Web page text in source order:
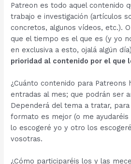
Patreon es todo aquel contenido
trabajo e investigación (artículos
concretos, algunos vídeos, etc.).
que el tiempo es el que es (y yo
en exclusiva a esto, ojalá algún
prioridad al contenido por el que
¿Cuánto contenido para Patreons
entradas al mes; que podrán ser
Dependerá del tema a tratar,
formato es mejor (o me ayudaréis
lo escogeré yo y otro los
vosotras.
¿Cómo participaréis los y las